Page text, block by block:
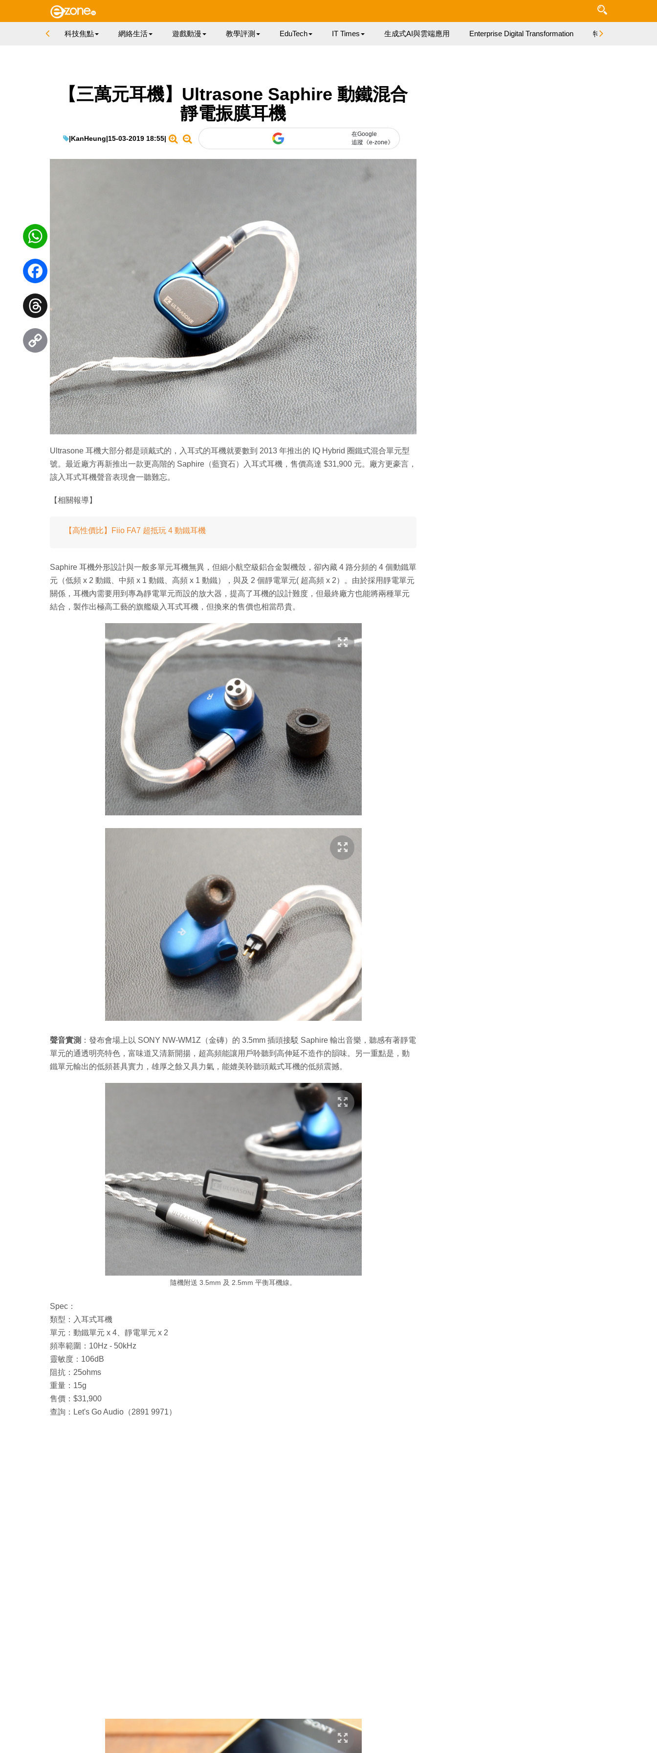
科技焦點 網絡生活 遊戲動漫 教學評測 EduTech IT Times 生成式AI與雲端應用 Enterprise Digital Transformation 特集
【三萬元耳機】Ultrasone Saphire 動鐵混合
靜電振膜耳機
|KanHeung|15-03-2019 18:55|
在Google
追蹤《e-zone》
Ultrasone 耳機大部分都是頭戴式的，入耳式的耳機就要數到 2013 年推出的 IQ Hybrid 圈鐵式混合單元型
號。最近廠方再新推出一款更高階的 Saphire（藍寶石）入耳式耳機，售價高達 $31,900 元。廠方更豪言，
該入耳式耳機聲音表現會一聽難忘。
【相關報導】
【高性價比】Fiio FA7 超抵玩 4 動鐵耳機
Saphire 耳機外形設計與一般多單元耳機無異，但細小航空級鋁合金製機殼，卻內藏 4 路分頻的 4 個動鐵單
元（低頻 x 2 動鐵、中頻 x 1 動鐵、高頻 x 1 動鐵），與及 2 個靜電單元( 超高頻 x 2）。由於採用靜電單元
關係，耳機內需要用到專為靜電單元而設的放大器，提高了耳機的設計難度，但最終廠方也能將兩種單元
結合，製作出極高工藝的旗艦級入耳式耳機，但換來的售價也相當昂貴。
聲音實測 ：發布會場上以 SONY NW-WM1Z（金磚）的 3.5mm 插頭接駁 Saphire 輸出音樂，聽感有著靜電
單元的通透明亮特色，富味道又清新開揚，超高頻能讓用戶聆聽到高伸延不造作的韻味。另一重點是，動
鐵單元輸出的低頻甚具實力，雄厚之餘又具力氣，能媲美聆聽頭戴式耳機的低頻震撼。
隨機附送 3.5mm 及 2.5mm 平衡耳機線。
Spec：
類型：入耳式耳機
單元：動鐵單元 x 4、靜電單元 x 2
頻率範圍：10Hz - 50kHz
靈敏度：106dB
阻抗：25ohms
重量：15g
售價：$31,900
查詢：Let's Go Audio（2891 9971）
WhatsApp
Facebook
Threads
Copy
Link